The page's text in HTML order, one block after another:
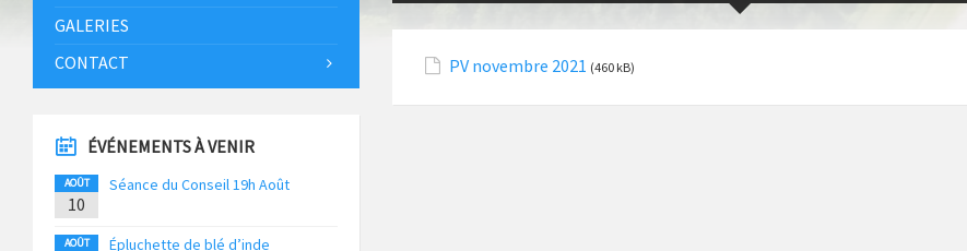
PV novembre 2021 (460 kB)
GALERIES
CONTACT
ÉVÉNEMENTS À VENIR
AOÛT
10
Séance du Conseil 19h Août
AOÛT Épluchette de blé d’inde